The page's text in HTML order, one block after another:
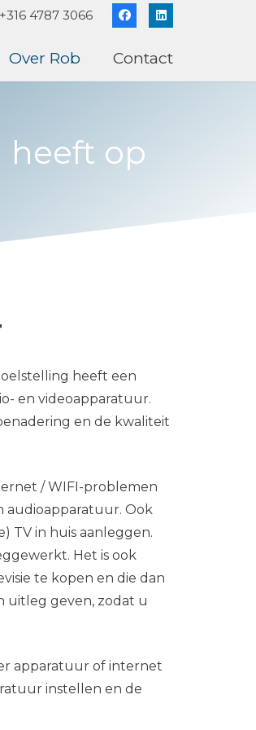
+316 4787 3066
Over Rob Contact
heeft op
heeft een
en videoapparatuur.
en de kwaliteit
/ WIFI-problemen
audioapparatuur. Ook
TV in huis aanleggen.
Het is ook
te kopen en die dan
uitleg geven, zodat u
apparatuur of internet
instellen en de